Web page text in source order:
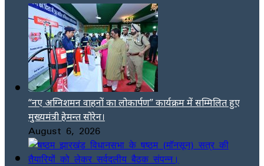
“नए अग्निशमन वाहनों का लोकार्पण” कार्यक्रम में सम्मिलित हुए
मुख्यमंत्री हेमन्त सोरेन।
August 6, 2026